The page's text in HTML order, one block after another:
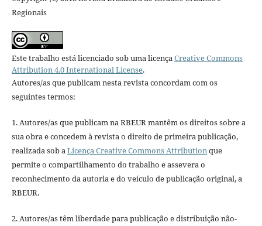
Regionais
Este trabalho está licenciado sob uma licença Creative Commons
Attribution 4.0 International License.
Autores/as que publicam nesta revista concordam com os
seguintes termos:
1. Autores/as que publicam na RBEUR mantêm os direitos sobre a
sua obra e concedem à revista o direito de primeira publicação,
realizada sob a Licença Creative Commons Attribution que
permite o compartilhamento do trabalho e assevera o
reconhecimento da autoria e do veículo de publicação original, a
RBEUR.
2. Autores/as têm liberdade para publicação e distribuição não-